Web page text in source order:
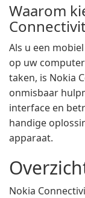
Waarom
Als u een
op uw
taken, is Nokia
onmisbaar
interface en
handige
apparaat.
Nokia